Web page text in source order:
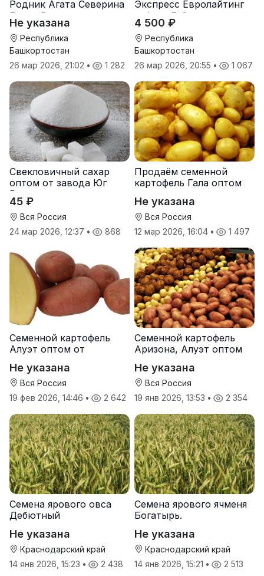
Родник Агата Северина
Берта Вилора
Прохладненский Дарина
Росс Машук Катерина
Не указана
Республика
Башкортостан
26 мар 2026, 21:02 • 1 282
Экспресс Евролайтинг
гибрид F-G+
4 500 ₽
Республика
Башкортостан
26 мар 2026, 20:55 • 1 067
Свекловичный сахар
оптом от завода Юг
Руси
45 ₽
Вся Россия
24 мар 2026, 12:37 • 868
Продаём семенной
картофель Гала оптом
Не указана
Вся Россия
12 мар 2026, 16:04 • 1 497
Семенной картофель
Алуэт оптом от
Не указана
Вся Россия
19 фев 2026, 14:46 • 2 642
Семенной картофель
Аризона, Алуэт оптом
Не указана
Вся Россия
19 янв 2026, 13:53 • 2 354
Семена ярового овса
Дебютный
Не указана
Краснодарский край
14 янв 2026, 15:23 • 2 438
Семена ярового ячменя
Богатырь.
Не указана
Краснодарский край
14 янв 2026, 15:21 • 2 513